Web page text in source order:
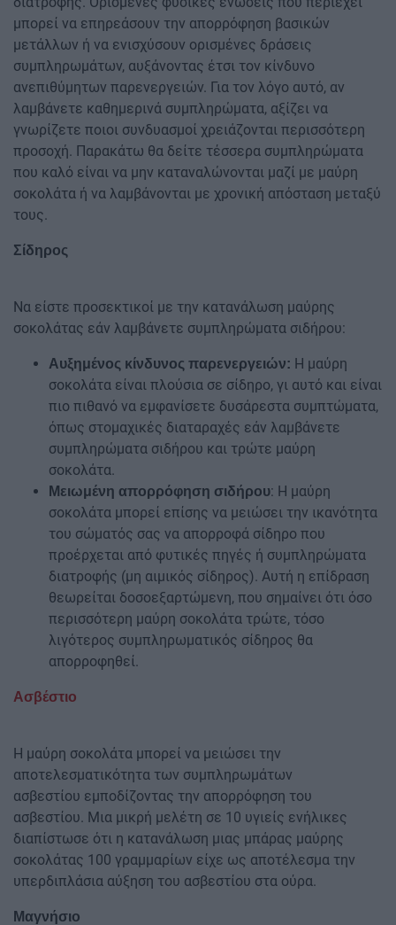
μπορεί να επηρεάσουν την απορρόφηση βασικών
μετάλλων ή να ενισχύσουν ορισμένες δράσεις
συμπληρωμάτων, αυξάνοντας έτσι τον κίνδυνο
ανεπιθύμητων παρενεργειών. Για τον λόγο αυτό, αν
λαμβάνετε καθημερινά συμπληρώματα, αξίζει να
γνωρίζετε ποιοι συνδυασμοί χρειάζονται περισσότερη
προσοχή. Παρακάτω θα δείτε τέσσερα συμπληρώματα
που καλό είναι να μην καταναλώνονται μαζί με μαύρη
σοκολάτα ή να λαμβάνονται με χρονική απόσταση μεταξύ
τους.
Σίδηρος
Να είστε προσεκτικοί με την κατανάλωση μαύρης
σοκολάτας εάν λαμβάνετε συμπληρώματα σιδήρου:
Αυξημένος κίνδυνος παρενεργειών: Η μαύρη
σοκολάτα είναι πλούσια σε σίδηρο, γι αυτό και είναι
πιο πιθανό να εμφανίσετε δυσάρεστα συμπτώματα,
όπως στομαχικές διαταραχές εάν λαμβάνετε
συμπληρώματα σιδήρου και τρώτε μαύρη
σοκολάτα.
Μειωμένη απορρόφηση σιδήρου: Η μαύρη
σοκολάτα μπορεί επίσης να μειώσει την ικανότητα
του σώματός σας να απορροφά σίδηρο που
προέρχεται από φυτικές πηγές ή συμπληρώματα
διατροφής (μη αιμικός σίδηρος). Αυτή η επίδραση
θεωρείται δοσοεξαρτώμενη, που σημαίνει ότι όσο
περισσότερη μαύρη σοκολάτα τρώτε, τόσο
λιγότερος συμπληρωματικός σίδηρος θα
απορροφηθεί.
Ασβέστιο
Η μαύρη σοκολάτα μπορεί να μειώσει την
αποτελεσματικότητα των συμπληρωμάτων
ασβεστίου εμποδίζοντας την απορρόφηση του
ασβεστίου. Μια μικρή μελέτη σε 10 υγιείς ενήλικες
διαπίστωσε ότι η κατανάλωση μιας μπάρας μαύρης
σοκολάτας 100 γραμμαρίων είχε ως αποτέλεσμα την
υπερδιπλάσια αύξηση του ασβεστίου στα ούρα.
Μαγνήσιο